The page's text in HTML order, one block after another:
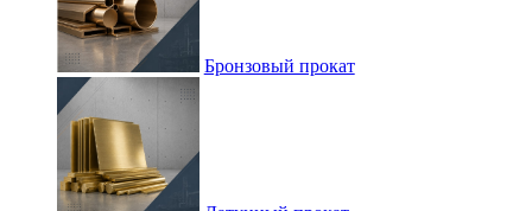
Бронзовый прокат